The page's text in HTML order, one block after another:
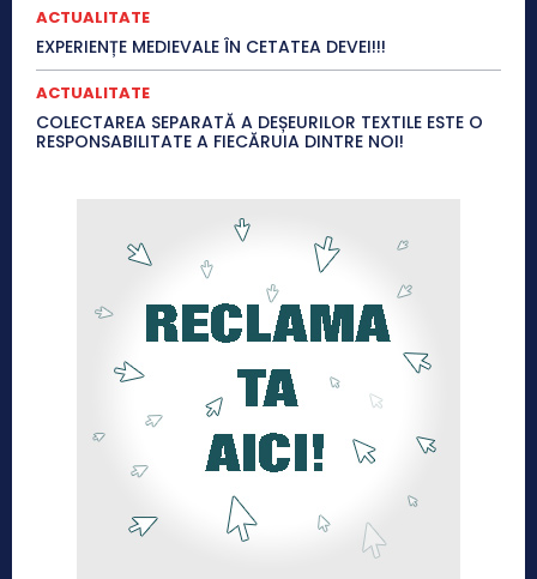
ACTUALITATE
EXPERIENȚE MEDIEVALE ÎN CETATEA DEVEI!!!
ACTUALITATE
COLECTAREA SEPARATĂ A DEȘEURILOR TEXTILE ESTE O
RESPONSABILITATE A FIECĂRUIA DINTRE NOI!